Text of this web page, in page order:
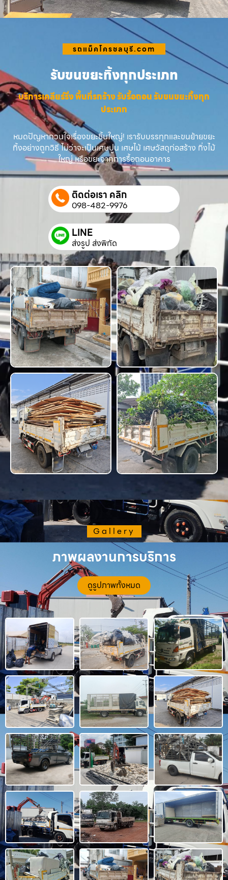
รถแม็คโครชลบุรี.com
รับขนขยะทิ้งทุกประเภท
บริการเคลียร์ริ่ง พื้นที่รกร้าง รับรื้อถอน รับขนขยะทิ้งทุก
ประเภท
หมดปัญหากวนใจเรื่องขยะชิ้นใหญ่! เรารับบรรทุกและขนย้ายขยะ
ทิ้งอย่างถูกวิธี ไม่ว่าจะเป็นเศษปูน เศษไม้ เศษวัสดุก่อสร้าง กิ่งไม้
ใหญ่ หรือขยะจากการรื้อถอนอาคาร
ติดต่อเรา คลิก
098-482-9976
LINE
ส่งรูป ส่งพิกัด
Gallery
ภาพผลงานการบริการ
ดูรูปภาพทั้งหมด